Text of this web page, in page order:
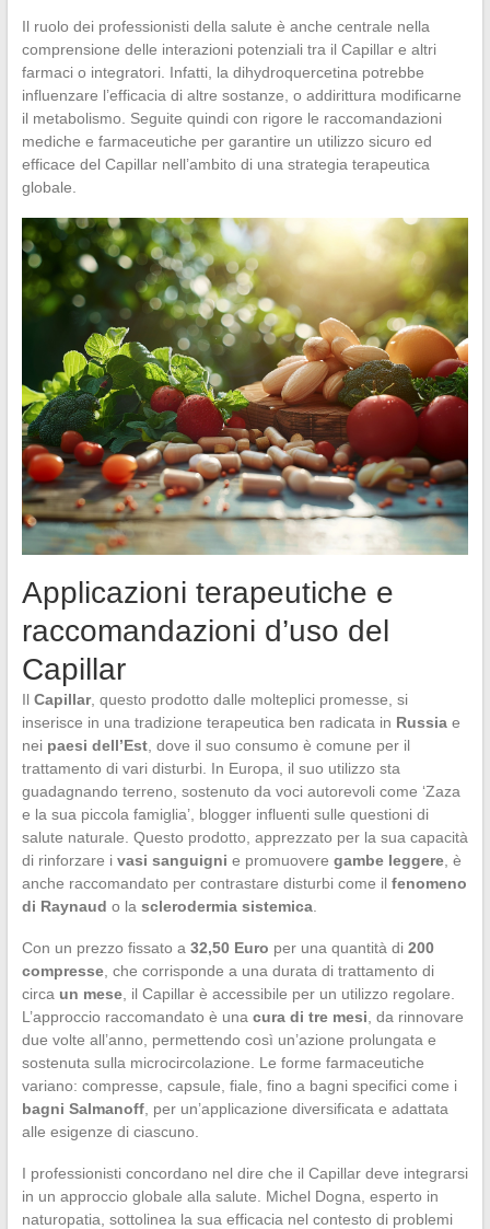
Il ruolo dei professionisti della salute è anche centrale nella
comprensione delle interazioni potenziali tra il Capillar e altri
farmaci o integratori. Infatti, la dihydroquercetina potrebbe
influenzare l’efficacia di altre sostanze, o addirittura modificarne
il metabolismo. Seguite quindi con rigore le raccomandazioni
mediche e farmaceutiche per garantire un utilizzo sicuro ed
efficace del Capillar nell’ambito di una strategia terapeutica
globale.
Applicazioni terapeutiche e
raccomandazioni d’uso del
Capillar
Il Capillar, questo prodotto dalle molteplici promesse, si
inserisce in una tradizione terapeutica ben radicata in Russiae
nei paesi dell’Est, dove il suo consumo è comune per il
trattamento di vari disturbi. In Europa, il suo utilizzo sta
guadagnando terreno, sostenuto da voci autorevoli come ‘Zaza
e la sua piccola famiglia’, blogger influenti sulle questioni di
salute naturale. Questo prodotto, apprezzato per la sua capacità
di rinforzare i vasi sanguigni e promuovere gambe leggere, è
anche raccomandato per contrastare disturbi come il fenomeno
di Raynaud o la sclerodermia sistemica.
Con un prezzo fissato a 32,50 Euro per una quantità di 200
compresse, che corrisponde a una durata di trattamento di
circa un mese, il Capillar è accessibile per un utilizzo regolare.
L’approccio raccomandato è una cura di tre mesi , da rinnovare
due volte all’anno, permettendo così un’azione prolungata e
sostenuta sulla microcircolazione. Le forme farmaceutiche
variano: compresse, capsule, fiale, fino a bagni specifici come i
bagni Salmanoff, per un’applicazione diversificata e adattata
alle esigenze di ciascuno.
I professionisti concordano nel dire che il Capillar deve integrarsi
in un approccio globale alla salute. Michel Dogna, esperto in
naturopatia, sottolinea la sua efficacia nel contesto di problemi